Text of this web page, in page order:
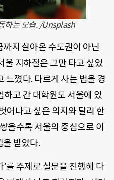
하는 모습. /Unsplash
지 살아온 수도권이 아닌
울 지하철은 그만 타고 싶었
느꼈다. 다르게 사는 법을 경
고 간 대학원도 서울에 있
어나고 싶은 의지와 달리 한
을수록 서울의 중심으로 이
을 받았다.
를 주제로 설문을 진행해 다